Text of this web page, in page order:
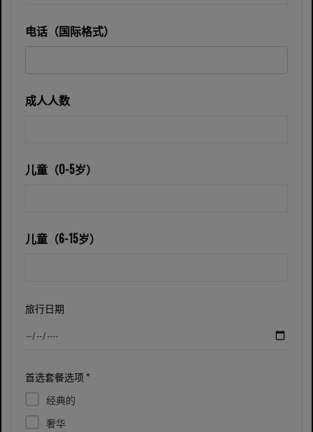
电话（国际格式）
成人人数
儿童（0-5岁）
儿童（6-15岁）
旅行日期
首选套餐选项 *
经典的
奢华